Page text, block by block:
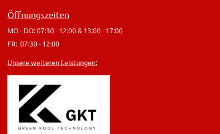
Öffnungszeiten
MO - DO: 07:30 - 12:00 & 13:00 - 17:00
FR: 07:30 - 12:00
Unsere weiteren Leistungen: